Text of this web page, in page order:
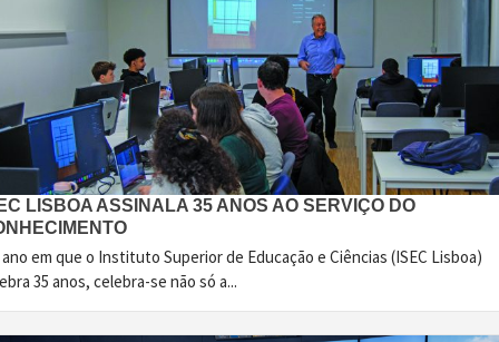
LISBOA ASSINALA 35 ANOS AO SERVIÇO DO
em que o Instituto Superior de Educação e Ciências (ISEC Lisboa)
35 anos, celebra-se não só a...